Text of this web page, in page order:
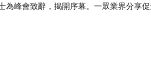
為峰會致辭，揭開序幕。一眾業界分享
和華潤物流，香港中交創新科技有限公司